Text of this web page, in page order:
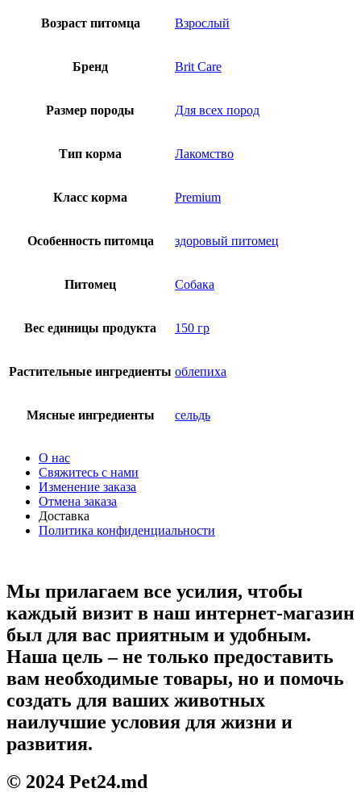
Возраст питомца Взрослый
Бренд Brit Care
Размер породы Для всех пород
Тип корма Лакомство
Класс корма Premium
Особенность питомца здоровый питомец
Питомец Собака
Вес единицы продукта 150 гр
Растительные ингредиенты облепиха
Мясные ингредиенты сельдь
О нас
Свяжитесь с нами
Изменение заказа
Отмена заказа
Доставка
Политика конфиденциальности
Мы прилагаем все усилия, чтобы
каждый визит в наш интернет-магазин
был для вас приятным и удобным.
Наша цель – не только предоставить
вам необходимые товары, но и помочь
создать для ваших животных
наилучшие условия для жизни и
развития.
© 2024 Pet24.md